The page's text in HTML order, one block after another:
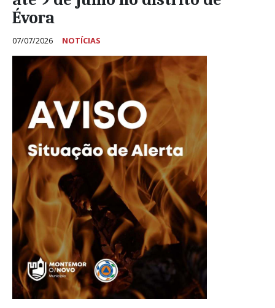
Évora
07/07/2026 NOTÍCIAS